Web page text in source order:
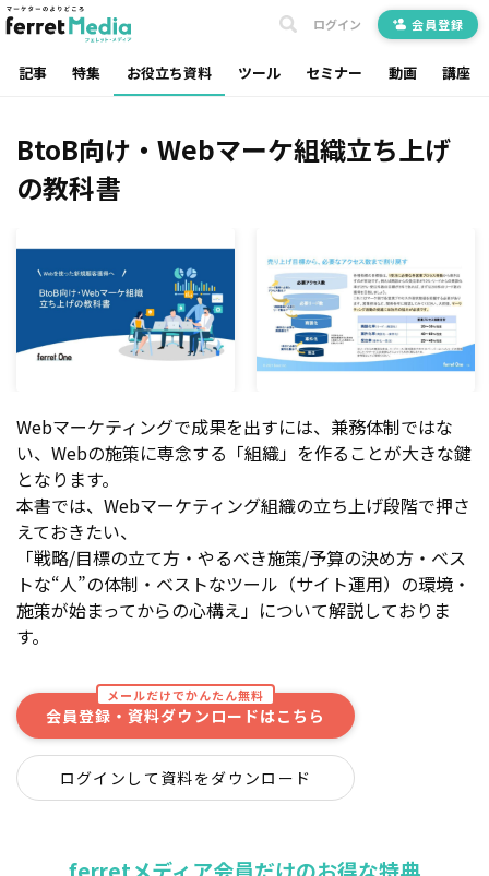
記事 特集 お役立ち資料 ツール セミナー 動画 講座
ログイン 会員登録
BtoB向け・Webマーケ組織立ち上げ
の教科書
Webマーケティングで成果を出すには、兼務体制ではな
い、Webの施策に専念する「組織」を作ることが大きな鍵
となります。
本書では、Webマーケティング組織の立ち上げ段階で押さ
えておきたい、
「戦略/目標の立て方・やるべき施策/予算の決め方・ベス
トな“人”の体制・ベストなツール（サイト運用）の環境・
施策が始まってからの心構え」について解説しておりま
す。
メールだけでかんたん無料
会員登録・資料ダウンロードはこちら
ログインして資料をダウンロード
ferretメディア会員だけのお得な特典